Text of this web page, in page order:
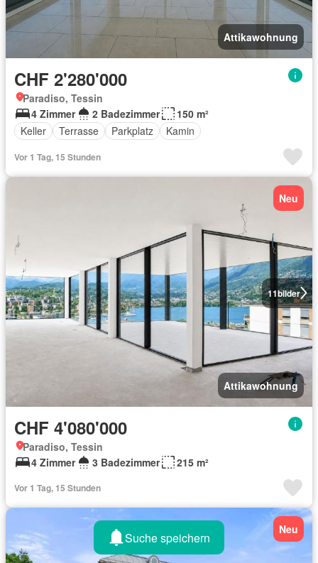
Attikawohnung
CHF 2'280'000
Paradiso, Tessin
4 Zimmer
2 Badezimmer
150 m²
Keller
Terrasse Parkplatz Kamin
Vor 1 Tag, 15 Stunden
11bilder
Neu
Attikawohnung
CHF 4'080'000
Paradiso, Tessin
4 Zimmer
3 Badezimmer 215 m²
Vor 1 Tag, 15 Stunden
Neu
Suche speichern